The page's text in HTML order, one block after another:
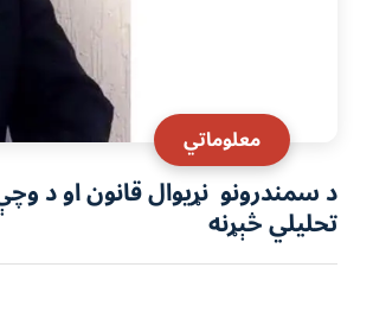
معلوماتي
د سمندرونو نړیوال قانون او د
تحلیلي څېړنه